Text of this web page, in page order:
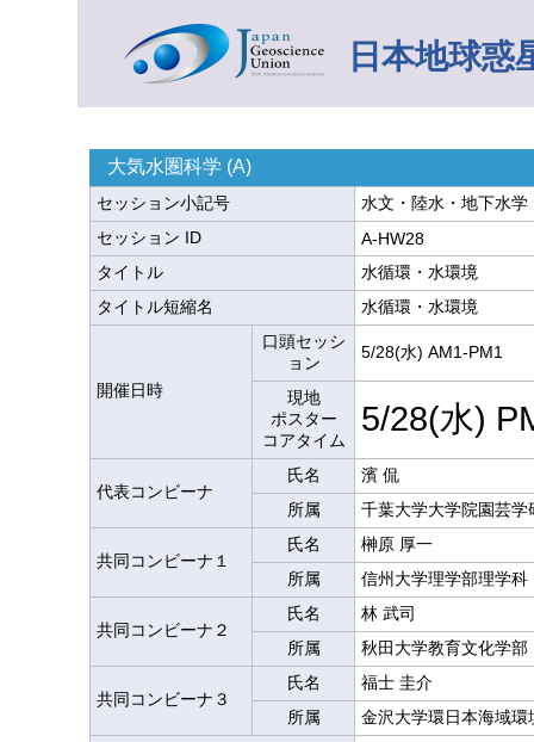
日本地球惑
大気水圏科学 (A)
セッション小記号
水文・陸水・地下水学
セッション ID
A-HW28
タイトル
水循環・水環境
タイトル短縮名
水循環・水環境
開催日時
口頭セッシ
ョン
5/28(水) AM1-PM1
現地
ポスター
コアタイム
5/28(水)
代表コンビーナ
氏名
濱 侃
所属
千葉大学大学院園芸学
共同コンビーナ１
氏名
榊原 厚一
所属
信州大学理学部理学科
共同コンビーナ２
氏名
林 武司
所属
秋田大学教育文化学部
共同コンビーナ３
氏名
福士 圭介
所属
金沢大学環日本海域環